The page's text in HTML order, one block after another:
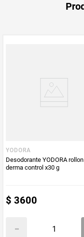
PUM - Unidad
de Medida
YODORA
Desodorante YODORA
derma control x30 g
$ 3600